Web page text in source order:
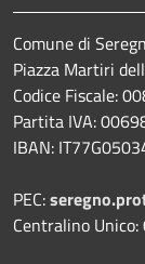
Comune di
Piazza Martiri
Codice Fiscale:
Partita IVA:
IBAN:
PEC:
Centralino